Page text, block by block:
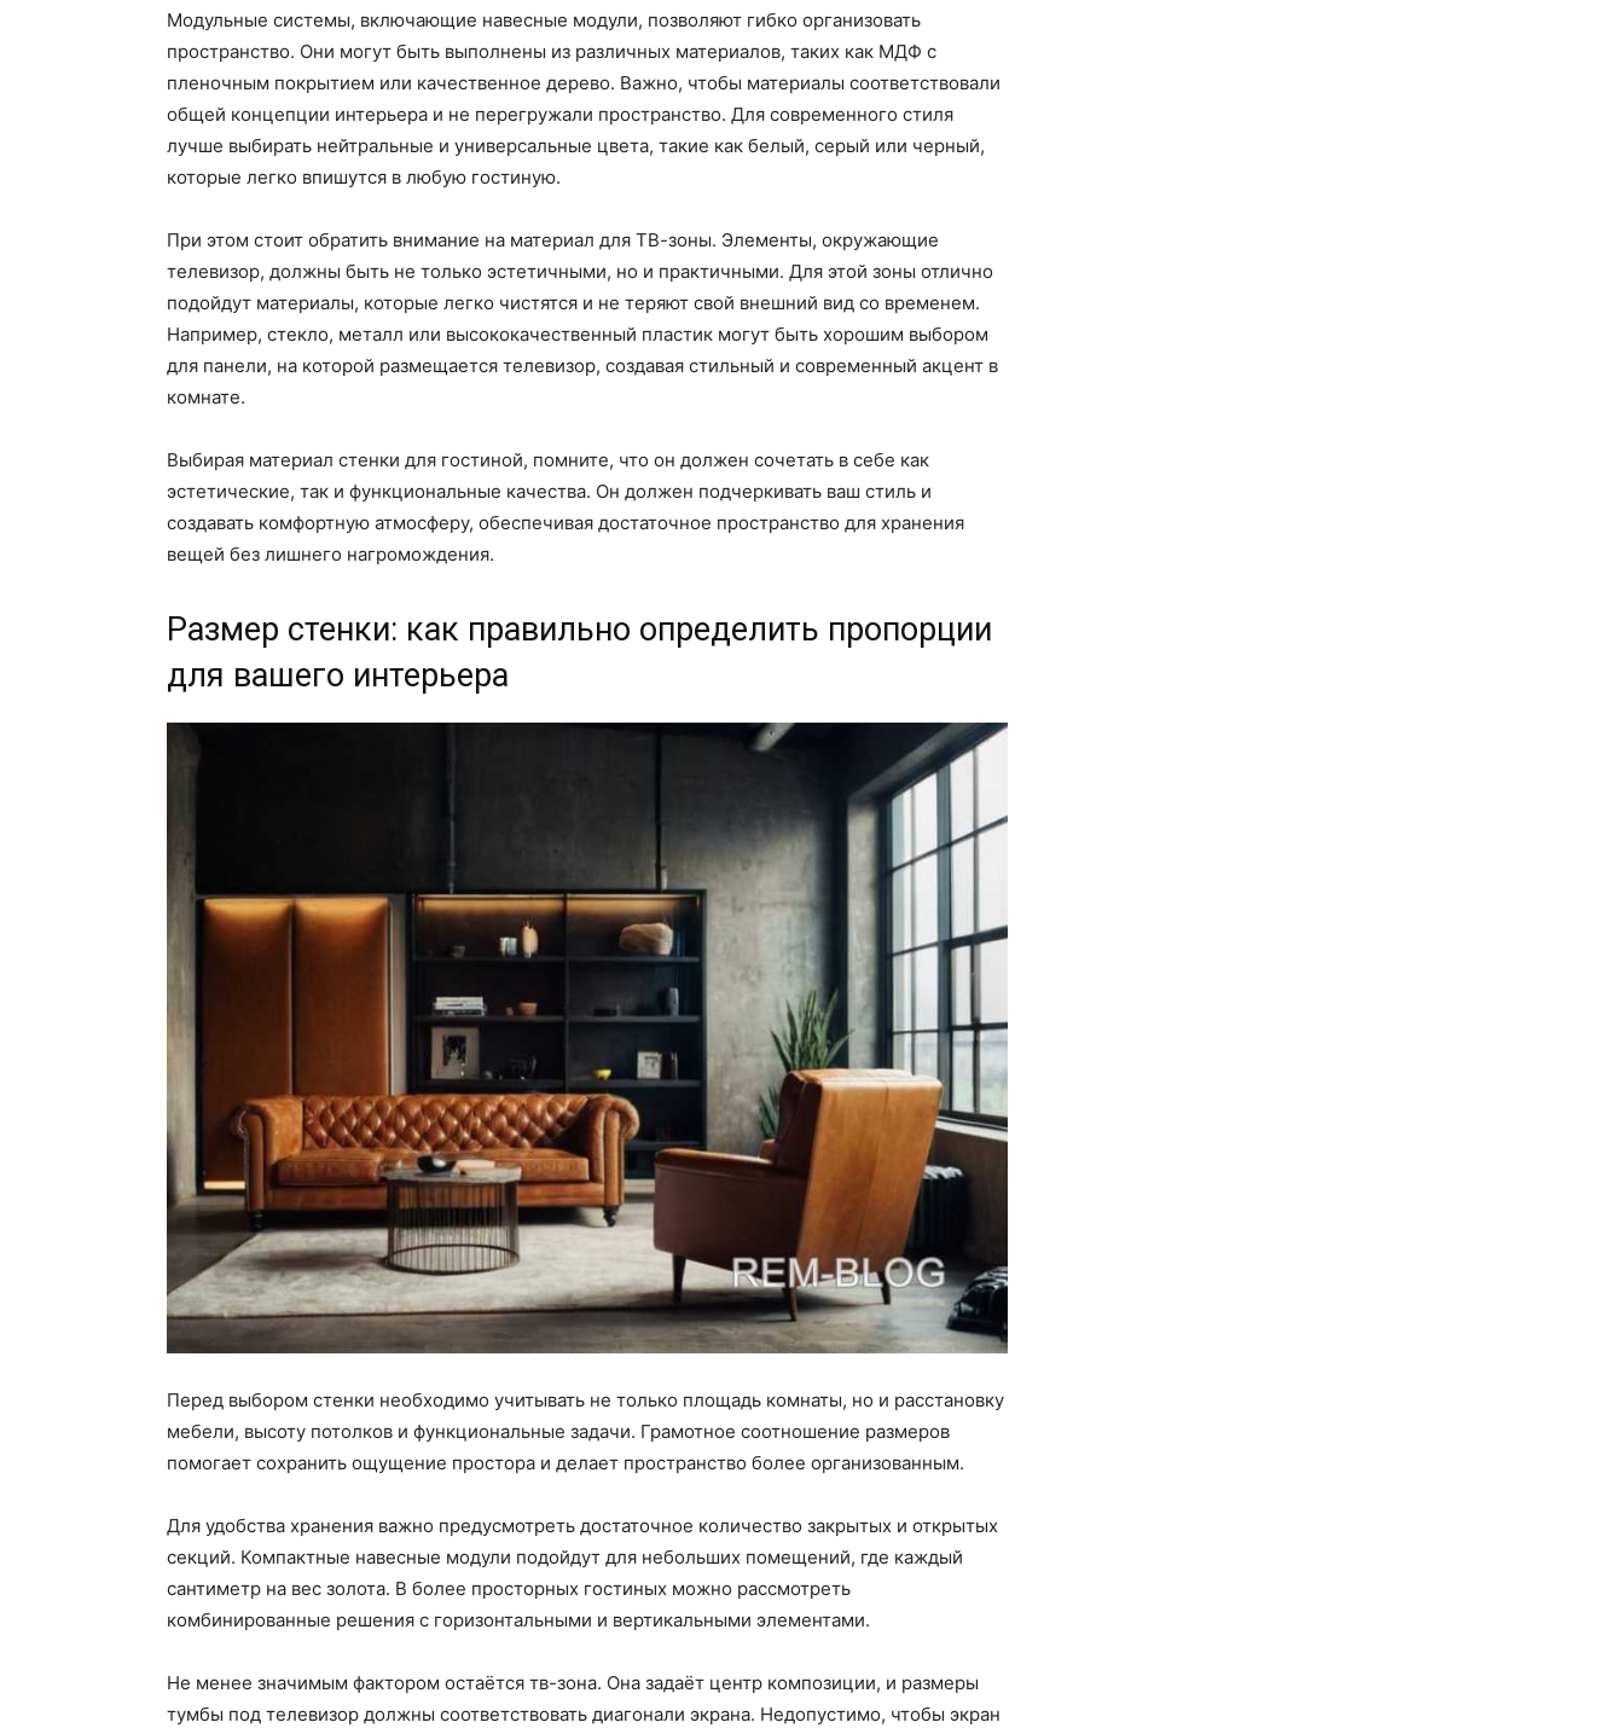
Модульные системы, включающие навесные модули, позволяют гибко организовать
пространство. Они могут быть выполнены из различных материалов, таких как МДФ с
пленочным покрытием или качественное дерево. Важно, чтобы материалы соответствовали
общей концепции интерьера и не перегружали пространство. Для современного стиля
лучше выбирать нейтральные и универсальные цвета, такие как белый, серый или черный,
которые легко впишутся в любую гостиную.
При этом стоит обратить внимание на материал для ТВ-зоны. Элементы, окружающие
телевизор, должны быть не только эстетичными, но и практичными. Для этой зоны отлично
подойдут материалы, которые легко чистятся и не теряют свой внешний вид со временем.
Например, стекло, металл или высококачественный пластик могут быть хорошим выбором
для панели, на которой размещается телевизор, создавая стильный и современный акцент в
комнате.
Выбирая материал стенки для гостиной, помните, что он должен сочетать в себе как
эстетические, так и функциональные качества. Он должен подчеркивать ваш стиль и
создавать комфортную атмосферу, обеспечивая достаточное пространство для хранения
вещей без лишнего нагромождения.
Размер стенки: как правильно определить пропорции
для вашего интерьера
Перед выбором стенки необходимо учитывать не только площадь комнаты, но и расстановку
мебели, высоту потолков и функциональные задачи. Грамотное соотношение размеров
помогает сохранить ощущение простора и делает пространство более организованным.
Для удобства хранения важно предусмотреть достаточное количество закрытых и открытых
секций. Компактные навесные модули подойдут для небольших помещений, где каждый
сантиметр на вес золота. В более просторных гостиных можно рассмотреть
комбинированные решения с горизонтальными и вертикальными элементами.
Не менее значимым фактором остаётся тв-зона. Она задаёт центр композиции, и размеры
тумбы под телевизор должны соответствовать диагонали экрана. Недопустимо, чтобы экран